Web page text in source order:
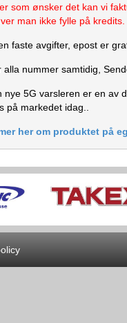
som ønsker det kan vi
man ikke fylle på kredits.
faste avgifter, epost er
alla nummer samtidig,
nye 5G varsleren er en av
på markedet idag..
her om produktet på